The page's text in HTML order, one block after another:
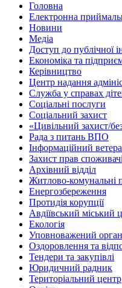
Головна
Електронна
Новини
Медіа
Доступ до публічної
Економіка та
Керівництво
Центр надання
Служба у справах
Соціальні послуги
Соціальний захист
«Цивільний захист/
Рада з питань ВПО
Інформаційний
Захист прав
Архівний відділ
Житлово-комунальні
Енергозбереження
Протидія корупції
Авдіївський міський
Екологія
Уповноважений орган
Оздоровлення та
Тендери та закупівлі
Юридичний радник
Територіальний центр